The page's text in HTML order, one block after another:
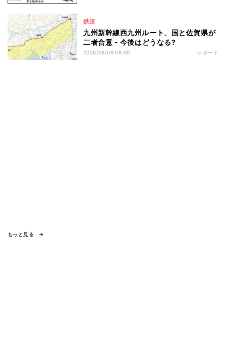
鉄道
九州新幹線西九州ルート、国と佐賀県が
二者合意 - 今後はどうなる?
2026/08/08 08:00 レポート
もっと見る